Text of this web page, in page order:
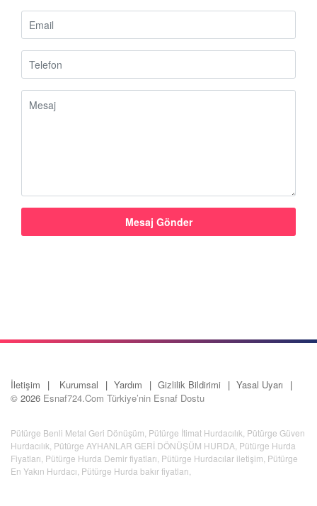
İletişim Kurumsal Yardım Gizlilik Bildirimi
Yasal Uyarı
© 2026 Esnaf724.Com Türkiye’nin Esnaf Dostu
Pütürge Benli Metal Geri Dönüşüm Pütürge İtimat Hurdacılık Pütürge Güven
Hurdacılık Pütürge AYHANLAR GERİ DÖNÜŞÜM HURDA Pütürge Hurda
Fiyatları Pütürge Hurda Demir fiyatları Pütürge Hurdacılar iletişim Pütürge
En Yakın Hurdacı Pütürge Hurda bakır fiyatları